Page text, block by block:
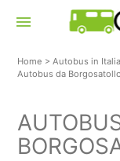
menu
Home >Autobus in Italia
Autobus da